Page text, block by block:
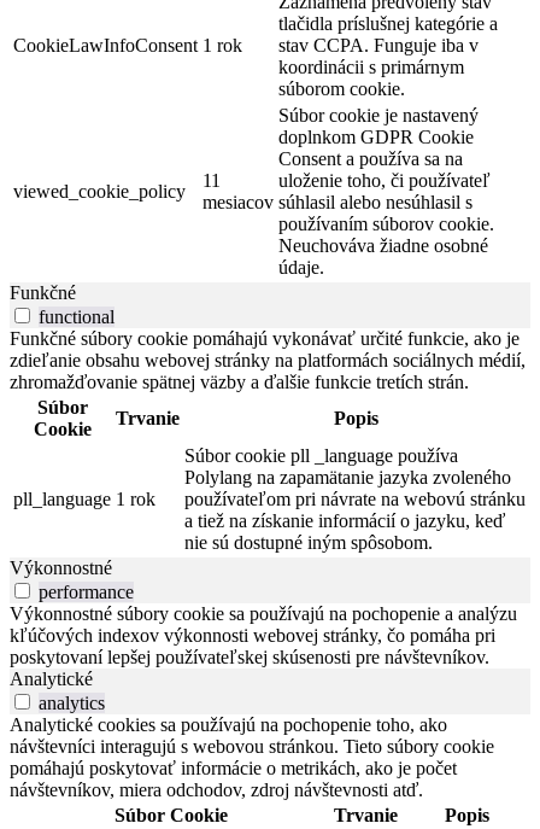
CookieLawInfoConsent 1 rok
tlačidla príslušnej kategórie a
stav CCPA. Funguje iba v
koordinácii s primárnym
súborom cookie.
viewed_cookie_policy
11
mesiacov
Súbor cookie je nastavený
doplnkom GDPR Cookie
Consent a používa sa na
uloženie toho, či používateľ
súhlasil alebo nesúhlasil s
používaním súborov cookie.
Neuchováva žiadne osobné
údaje.
Funkčné
functional
Funkčné súbory cookie pomáhajú vykonávať určité funkcie, ako je
zdieľanie obsahu webovej stránky na platformách sociálnych médií,
zhromažďovanie spätnej väzby a ďalšie funkcie tretích strán.
Súbor
Cookie
Trvanie Popis
pll_language 1 rok
Súbor cookie pll _language používa
Polylang na zapamätanie jazyka zvoleného
používateľom pri návrate na webovú stránku
a tiež na získanie informácií o jazyku, keď
nie sú dostupné iným spôsobom.
Výkonnostné
performance
Výkonnostné súbory cookie sa používajú na pochopenie a analýzu
kľúčových indexov výkonnosti webovej stránky, čo pomáha pri
poskytovaní lepšej používateľskej skúsenosti pre návštevníkov.
Analytické
analytics
Analytické cookies sa používajú na pochopenie toho, ako
návštevníci interagujú s webovou stránkou. Tieto súbory cookie
pomáhajú poskytovať informácie o metrikách, ako je počet
návštevníkov, miera odchodov, zdroj návštevnosti atď.
Súbor Cookie
Trvanie Popis